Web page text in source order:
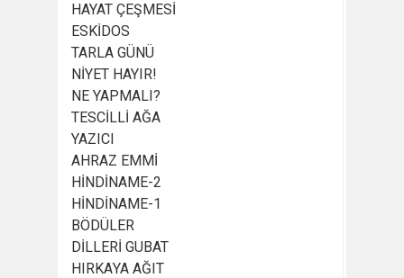
HAYAT ÇEŞMESİ
ESKİDOS
TARLA GÜNÜ
NİYET HAYIR!
NE YAPMALI?
TESCİLLİ AĞA
YAZICI
AHRAZ EMMİ
HİNDİNAME-2
HİNDİNAME-1
BÖDÜLER
DİLLERİ GUBAT
HIRKAYA AĞIT